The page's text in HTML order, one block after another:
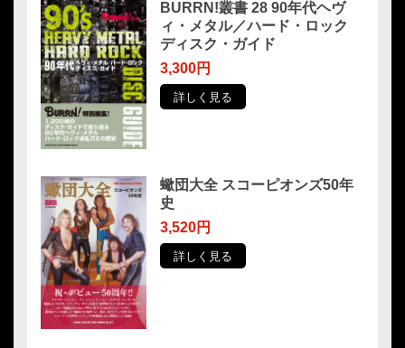
BURRN!叢書 28 90年代ヘヴ
ィ・メタル／ハード・ロック
ディスク・ガイド
3,300円
詳しく見る
蠍団大全 スコーピオンズ50年
史
3,520円
詳しく見る